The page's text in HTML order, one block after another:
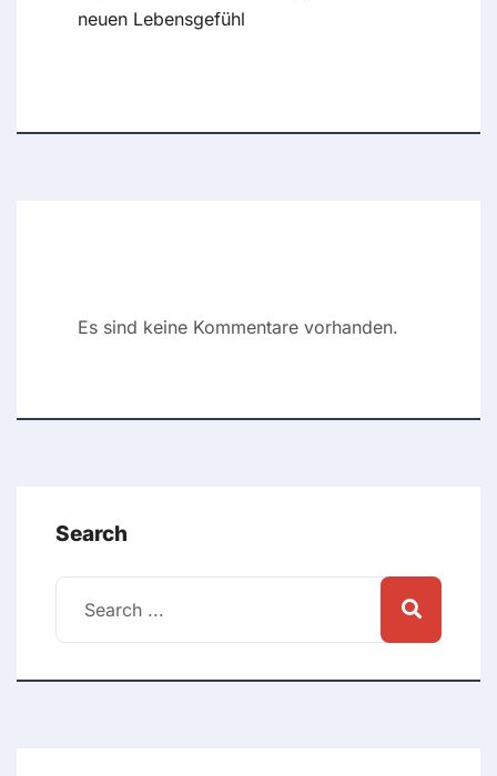
neuen Lebensgefühl
Es sind keine Kommentare vorhanden.
Search